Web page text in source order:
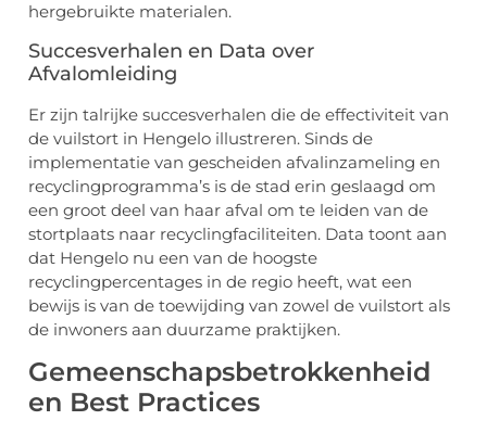
hergebruikte materialen.
Succesverhalen en Data over
Afvalomleiding
Er zijn talrijke succesverhalen die de effectiviteit van
de vuilstort in Hengelo illustreren. Sinds de
implementatie van gescheiden afvalinzameling en
recyclingprogramma’s is de stad erin geslaagd om
een groot deel van haar afval om te leiden van de
stortplaats naar recyclingfaciliteiten. Data toont aan
dat Hengelo nu een van de hoogste
recyclingpercentages in de regio heeft, wat een
bewijs is van de toewijding van zowel de vuilstort als
de inwoners aan duurzame praktijken.
Gemeenschapsbetrokkenheid
en Best Practices